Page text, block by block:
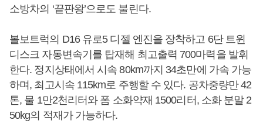
소방차의 ‘끝판왕’으로도 불린다.
볼보트럭의 D16 유로5 디젤 엔진을 장착하고 6단 트윈
디스크 자동변속기를 탑재해 최고출력 700마력을 발휘
한다. 정지상태에서 시속 80km까지 34초만에 가속 가능
하며, 최고시속 115km로 주행할 수 있다. 공차중량만 42
톤, 물 1만2천리터와 폼 소화약재 1500리터, 소화 분말 2
50kg의 적재가 가능하다.